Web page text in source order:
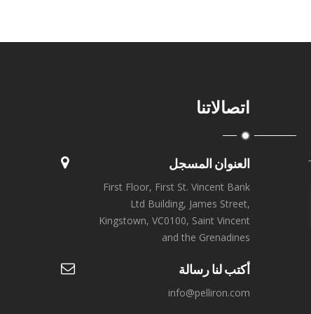
اتصالاتنا
العنوان المسجل
First Floor, First St. Vincent Bank
Ltd Building, James Street,
Kingstown, VC0100, Saint Vincent
and the Grenadines
أكتب لنا رسالة
info@pelliron.com